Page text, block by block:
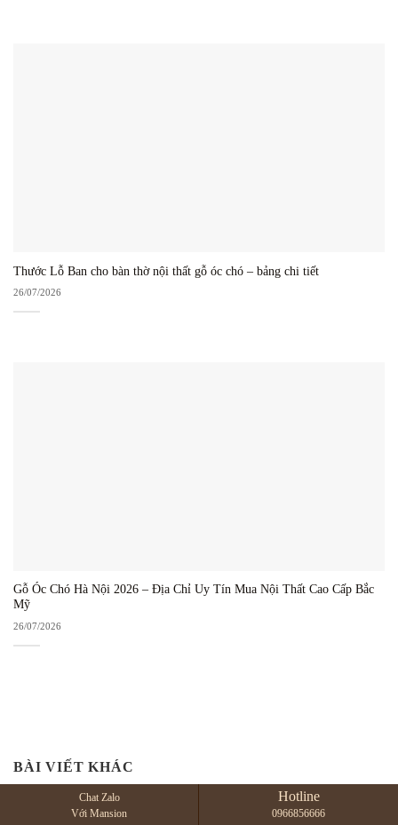
Thước Lỗ Ban cho bàn thờ nội thất gỗ óc chó – bảng chi tiết
26/07/2026
Gỗ Óc Chó Hà Nội 2026 – Địa Chỉ Uy Tín Mua Nội Thất Cao Cấp Bắc
Mỹ
26/07/2026
BÀI VIẾT KHÁC
Mid-century Modern nội thất gỗ óc chó cho căn hộ trẻ
Chat Zalo
Với Mansion
Hotline
0966856666